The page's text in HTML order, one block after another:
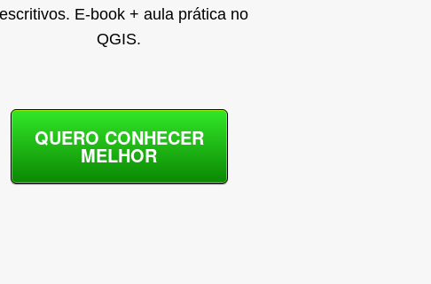
E-book + aula prática no
QGIS.
QUERO CONHECER
MELHOR